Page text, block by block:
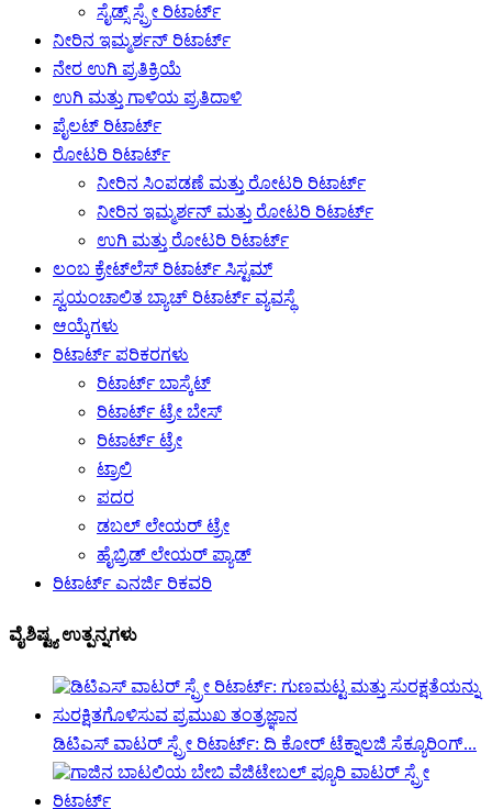
ಸೈಡ್ಸ್ ಸ್ಪ್ರೇ ರಿಟಾರ್ಟ್
ನೀರಿನ ಇಮ್ಮರ್ಶನ್ ರಿಟಾರ್ಟ್
ನೇರ ಉಗಿ ಪ್ರತಿಕ್ರಿಯೆ
ಉಗಿ ಮತ್ತು ಗಾಳಿಯ ಪ್ರತಿದಾಳಿ
ಪೈಲಟ್ ರಿಟಾರ್ಟ್
ರೋಟರಿ ರಿಟಾರ್ಟ್
ನೀರಿನ ಸಿಂಪಡಣೆ ಮತ್ತು ರೋಟರಿ ರಿಟಾರ್ಟ್
ನೀರಿನ ಇಮ್ಮರ್ಶನ್ ಮತ್ತು ರೋಟರಿ ರಿಟಾರ್ಟ್
ಉಗಿ ಮತ್ತು ರೋಟರಿ ರಿಟಾರ್ಟ್
ಲಂಬ ಕ್ರೇಟ್‌ಲೆಸ್ ರಿಟಾರ್ಟ್ ಸಿಸ್ಟಮ್
ಸ್ವಯಂಚಾಲಿತ ಬ್ಯಾಚ್ ರಿಟಾರ್ಟ್ ವ್ಯವಸ್ಥೆ
ಆಯ್ಕೆಗಳು
ರಿಟಾರ್ಟ್ ಪರಿಕರಗಳು
ರಿಟಾರ್ಟ್ ಬಾಸ್ಕೆಟ್
ರಿಟಾರ್ಟ್ ಟ್ರೇ ಬೇಸ್
ರಿಟಾರ್ಟ್ ಟ್ರೇ
ಟ್ರಾಲಿ
ಪದರ
ಡಬಲ್ ಲೇಯರ್ ಟ್ರೇ
ಹೈಬ್ರಿಡ್ ಲೇಯರ್ ಪ್ಯಾಡ್
ರಿಟಾರ್ಟ್ ಎನರ್ಜಿ ರಿಕವರಿ
ವೈಶಿಷ್ಟ್ಯ ಉತ್ಪನ್ನಗಳು
ಡಿಟಿಎಸ್ ವಾಟರ್ ಸ್ಪ್ರೇ ರಿಟಾರ್ಟ್: ದಿ ಕೋರ್ ಟೆಕ್ನಾಲಜಿ ಸೆಕ್ಯೂರಿಂಗ್...